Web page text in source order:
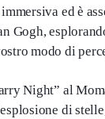
ed è
Gogh,
modo di
Night” al
di